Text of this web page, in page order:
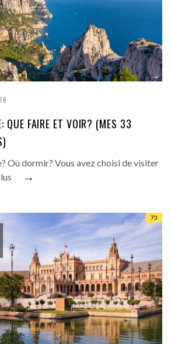
QUE FAIRE ET VOIR? (MES 33
Où dormir? Vous avez choisi de visiter
→
73